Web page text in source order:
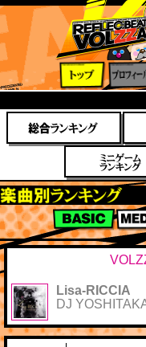
ィール
楽曲別スコアランキ
BASIC
Lisa-RICCIA
DJ